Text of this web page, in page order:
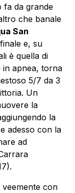
fa da grande
che banale
San
e, su
è quella di
apnea, torna
5/7 da 3
Un
la
la
adesso con la
ad
veemente con